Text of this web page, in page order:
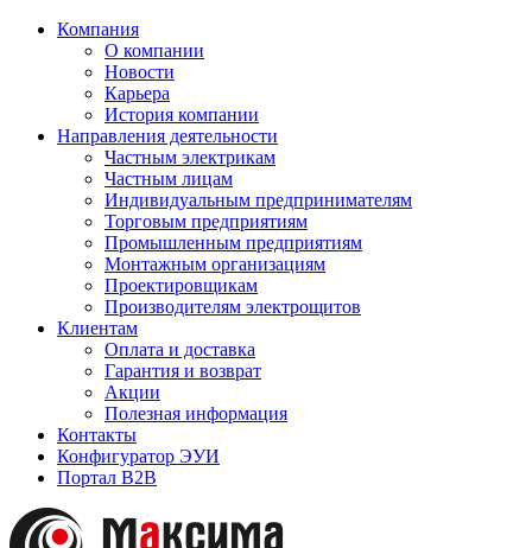
Компания
О компании
Новости
Карьера
История компании
Направления деятельности
Частным электрикам
Частным лицам
Индивидуальным предпринимателям
Торговым предприятиям
Промышленным предприятиям
Монтажным организациям
Проектировщикам
Производителям электрощитов
Клиентам
Оплата и доставка
Гарантия и возврат
Акции
Полезная информация
Контакты
Конфигуратор ЭУИ
Портал B2B